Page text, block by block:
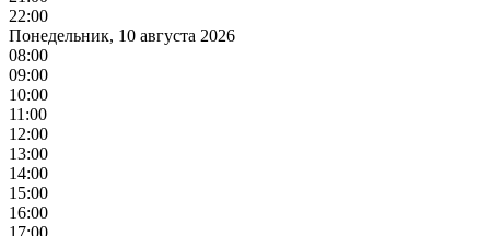
22:00
Понедельник, 10 августа 2026
08:00
09:00
10:00
11:00
12:00
13:00
14:00
15:00
16:00
17:00